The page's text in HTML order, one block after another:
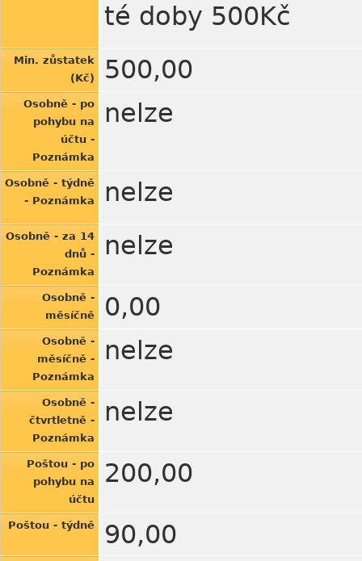
té doby 500Kč
Min. zůstatek
(Kč)
500,00
Osobně - po
pohybu na
účtu -
Poznámka
nelze
Osobně - týdně
- Poznámka
nelze
Osobně - za 14
dnů -
Poznámka
nelze
Osobně -
měsíčně
0,00
Osobně -
měsíčně -
Poznámka
nelze
Osobně -
čtvrtletně -
Poznámka
nelze
Poštou - po
pohybu na
účtu
200,00
Poštou - týdně 90,00